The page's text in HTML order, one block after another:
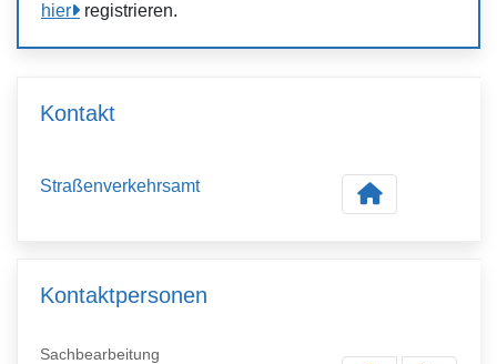
hier
registrieren.
Kontakt
Straßenverkehrsamt
Kontaktpersonen
Sachbearbeitung